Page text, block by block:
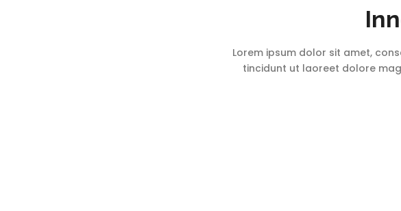
Lorem ipsum dolor sit amet,
tincidunt ut laoreet dolore